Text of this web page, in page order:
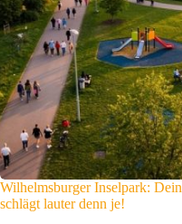
Wilhelmsburger Inselpark:
schlägt lauter denn je!